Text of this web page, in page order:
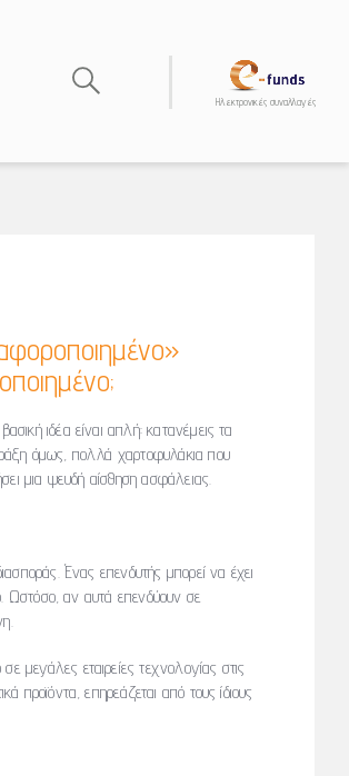
Hλεκτρονικές συναλλαγές
ιδέα είναι απλή: κατανέμεις τα
όμως, πολλά χαρτοφυλάκια που
μια ψευδή αίσθηση ασφάλειας.
Ένας επενδυτής μπορεί να έχει
Ωστόσο, αν αυτά επενδύουν σε
μεγάλες εταιρείες τεχνολογίας στις
προϊόντα, επηρεάζεται από τους ίδιους